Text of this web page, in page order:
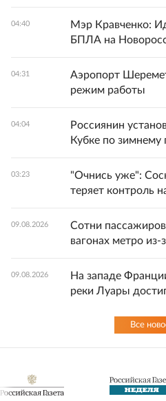
04:40
Мэр Кравченко:
БПЛА на
04:31
Аэропорт
режим работы
04:04
Россиянин
Кубке по зимнему
03:23
"Очнись уже":
теряет контроль
09.08.2026
Сотни
вагонах метро
09.08.2026
На западе
реки Луары
Все